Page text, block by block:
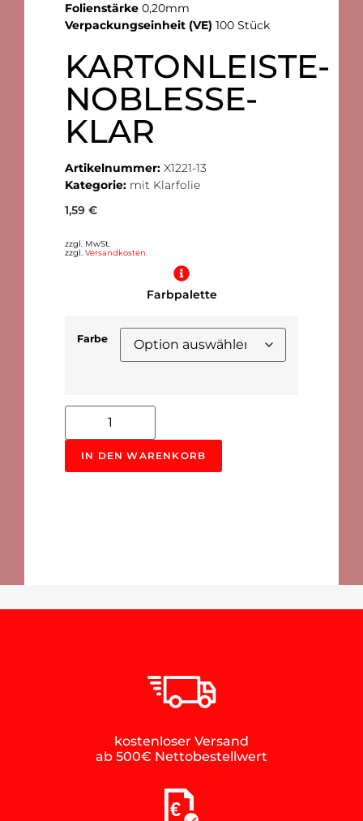
Folienstärke 0,20mm
Verpackungseinheit (VE) 100 Stück
KARTONLEISTE-
NOBLESSE-
KLAR
Artikelnummer: X1221-13
Kategorie: mit Klarfolie
1,59 €
zzgl. MwSt.
zzgl. Versandkosten
Farbpalette
Farbe
IN DEN WARENKORB
kostenloser Versand
ab 500€ Nettobestellwert
€